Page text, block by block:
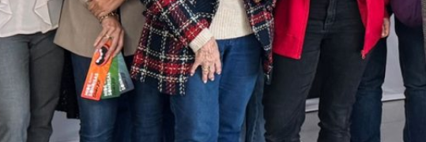
Xeramos riqueza locale
solidariedadena
contorna.
persoas